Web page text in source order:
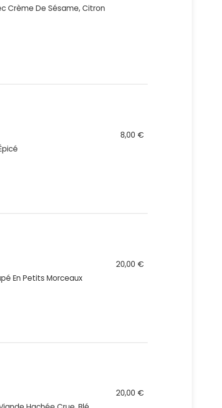
Crème De Sésame, Citron
8,00 €
En Petits Morceaux
20,00 €
20,00 €